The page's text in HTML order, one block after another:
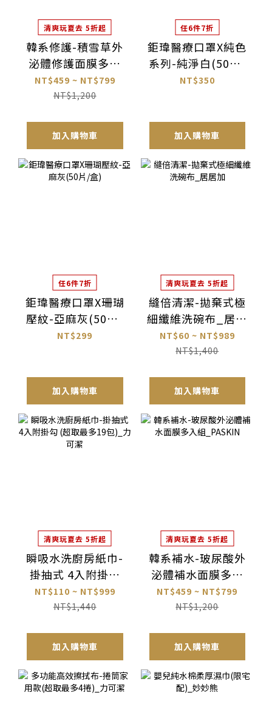
清爽玩夏去 5折起
韓系修護-積雪草外
泌體修護面膜多入
組_PASKIN
NT$459 ~ NT$799
NT$1,200
加入購物車
任6件7折
鉅瑋醫療口罩X純色
系列-純淨白(50片/
盒)
NT$350
加入購物車
任6件7折
鉅瑋醫療口罩X珊瑚
壓紋-亞麻灰(50片/
盒)
NT$299
加入購物車
清爽玩夏去 5折起
縫倍清潔-拋棄式極
細纖維洗碗布_居居
加
NT$60 ~ NT$989
NT$1,400
加入購物車
清爽玩夏去 5折起
瞬吸水洗廚房紙巾-
掛抽式 4入附掛勾
(超取最多19包)_力
可潔
NT$110 ~ NT$999
NT$1,440
加入購物車
清爽玩夏去 5折起
韓系補水-玻尿酸外
泌體補水面膜多入
組_PASKIN
NT$459 ~ NT$799
NT$1,200
加入購物車